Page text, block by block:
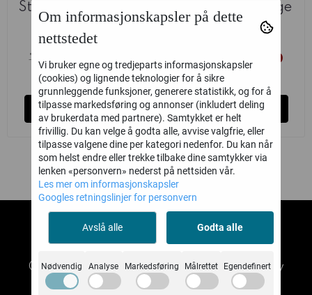
Starter Set - Battle
1.399,- 839,40
på lager
Kjøp
Starter Set - Edge
of Sanity
1.399,- 839,40
på lager
Kjøp
TABLETOPBATTLE AS
© 2026 TABLETOPBATTLE AS - Powered by
Mystore.no
Om informasjonskapsler på dette
nettstedet
Vi bruker egne og tredjeparts informasjonskapsler
(cookies) og lignende teknologier for å sikre
grunnleggende funksjoner, generere statistikk, og for å
tilpasse markedsføring og annonser (inkludert deling
av brukerdata med partnere). Samtykket er helt
frivillig. Du kan velge å godta alle, avvise valgfrie, eller
tilpasse valgene dine per kategori nedenfor. Du kan når
som helst endre eller trekke tilbake dine samtykker via
lenken «personvern» nederst på nettsiden vår.
Les mer om informasjonskapsler
Googles retningslinjer for personvern
Avslå alle Godta alle
Nødvendig Analyse Markedsføring Målrettet Egendefinert